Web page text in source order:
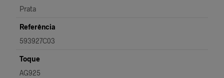
Prata
Referência
593927C03
Toque
AG925